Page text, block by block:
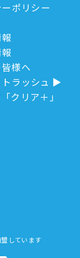
ポリシー
様へ
ラッシュ
クリア＋」
しています